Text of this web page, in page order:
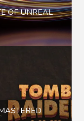
OF UNREAL